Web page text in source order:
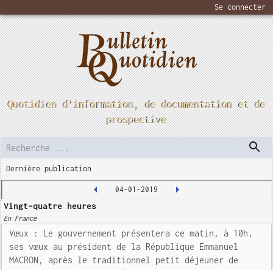
Se connecter
Quotidien d'information, de documentation et de
prospective
Dernière publication
04-01-2019
Vingt-quatre heures
En France
Vœux : Le gouvernement présentera ce matin, à 10h,
ses vœux au président de la République Emmanuel
MACRON, après le traditionnel petit déjeuner de